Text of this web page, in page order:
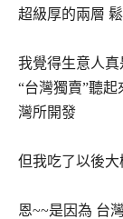
超級厚的兩層
我覺得生意人
“台灣獨賣”聽
灣所開發
但我吃了以後大
恩~~是因為 台